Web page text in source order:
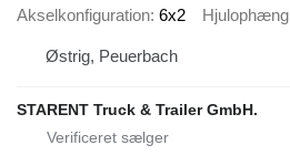
Akselkonfiguration 6x2 Hjulophæng
Østrig, Peuerbach
STARENT Truck & Trailer GmbH.